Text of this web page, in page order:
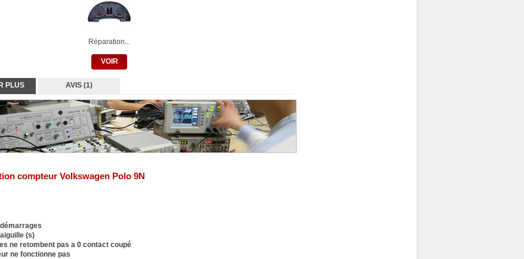
Réparation...
VOIR
PLUS AVIS (1)
compteur Volkswagen Polo 9N
(s)
ne retombent pas a 0 contact coupé
ne fonctionne pas